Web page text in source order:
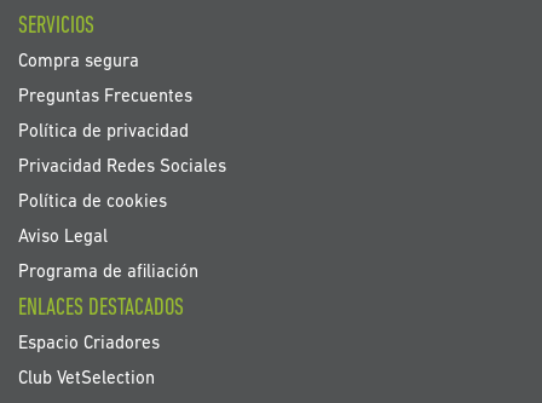
SERVICIOS
Compra segura
Preguntas Frecuentes
Política de privacidad
Privacidad Redes Sociales
Política de cookies
Aviso Legal
Programa de afiliación
ENLACES DESTACADOS
Espacio Criadores
Club VetSelection